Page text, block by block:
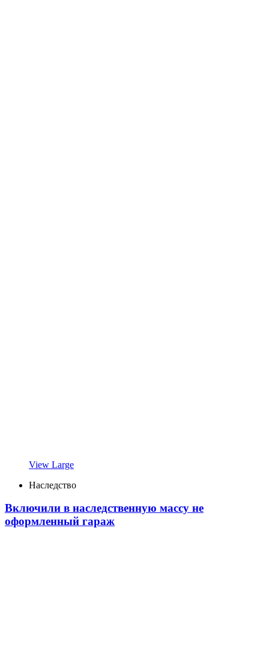
View Large
Наследство
Включили в наследственную массу не
оформленный гараж